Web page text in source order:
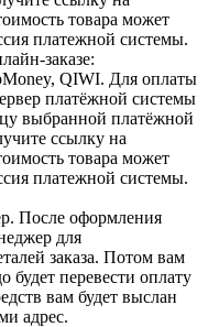
товара может
платежной системы.
заказе:
QIWI. Для оплаты
платёжной системы
выбранной платёжной
ссылку на
товара может
платежной системы.
После оформления
для
заказа. Потом вам
будет перевести оплату
вам будет выслан
адрес.